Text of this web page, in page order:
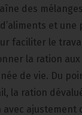
des
et une
faciliter le
la ration
de vie. Du
la ration
ajustement